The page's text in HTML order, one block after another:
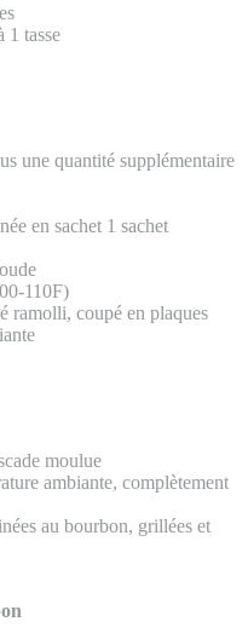
1 tasse
une quantité supplémentaire
en sachet 1 sachet
110F)
ramolli, coupé en plaques
moulue
ambiante, complètement
au bourbon, grillées et